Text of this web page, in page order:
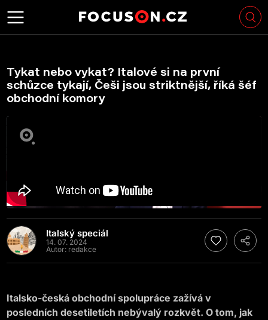
Tykat nebo vykat? Italové si na první
schůzce tykají, Češi jsou striktnější, říká šéf
obchodní komory
Italský speciál
14. 07. 2024
Autor: redakce
Italsko-česká obchodní spolupráce zažívá v
posledních desetiletích nebývalý rozkvět. O tom, jak